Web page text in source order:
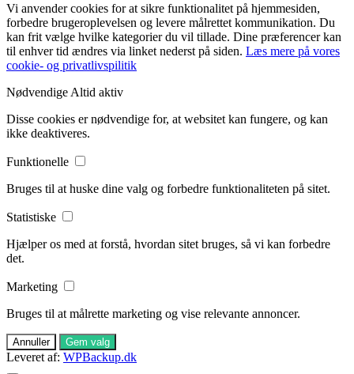
Vi anvender cookies for at sikre funktionalitet på hjemmesiden,
forbedre brugeroplevelsen og levere målrettet kommunikation. Du
kan frit vælge hvilke kategorier du vil tillade. Dine præferencer kan
til enhver tid ændres via linket nederst på siden. Læs mere på vores
cookie- og privatlivspilitik
Nødvendige Altid aktiv
Disse cookies er nødvendige for, at websitet kan fungere, og kan
ikke deaktiveres.
Funktionelle
Bruges til at huske dine valg og forbedre funktionaliteten på sitet.
Statistiske
Hjælper os med at forstå, hvordan sitet bruges, så vi kan forbedre
det.
Marketing
Bruges til at målrette marketing og vise relevante annoncer.
Annuller Gem valg
Leveret af: WPBackup.dk